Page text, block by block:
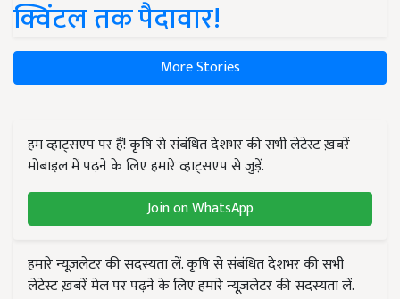
क्विंटल तक पैदावार!
More Stories
हम व्हाट्सएप पर हैं! कृषि से संबंधित देशभर की सभी लेटेस्ट ख़बरें
मोबाइल में पढ़ने के लिए हमारे व्हाट्सएप से जुड़ें.
Join on WhatsApp
हमारे न्यूज़लेटर की सदस्यता लें. कृषि से संबंधित देशभर की सभी
लेटेस्ट ख़बरें मेल पर पढ़ने के लिए हमारे न्यूज़लेटर की सदस्यता लें.